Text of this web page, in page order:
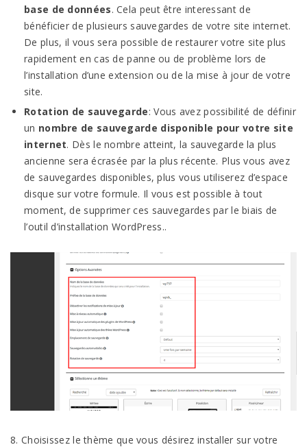
base de données. Cela peut être interessant de
bénéficier de plusieurs sauvegardes de votre site internet.
De plus, il vous sera possible de restaurer votre site plus
rapidement en cas de panne ou de problème lors de
l’installation d’une extension ou de la mise à jour de votre
site.
Rotation de sauvegarde: Vous avez possibilité de définir
un nombre de sauvegarde disponible pour votre site
internet. Dès le nombre atteint, la sauvegarde la plus
ancienne sera écrasée par la plus récente. Plus vous avez
de sauvegardes disponibles, plus vous utiliserez d’espace
disque sur votre formule. Il vous est possible à tout
moment, de supprimer ces sauvegardes par le biais de
l’outil d’installation WordPress..
8. Choisissez le thème que vous désirez installer sur votre